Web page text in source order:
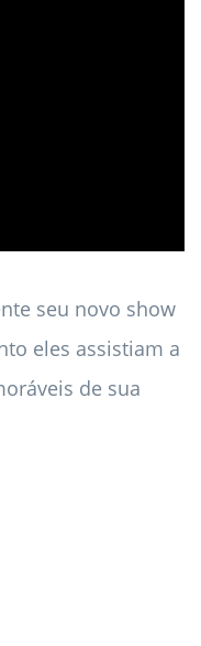
seu novo show
eles assistiam a
​​​​de sua